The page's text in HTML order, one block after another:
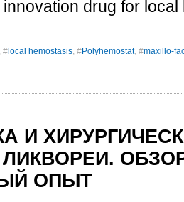
drug for
, # local hemostasis, #Polyhemostat, #maxillo-
И
ОПЫТ